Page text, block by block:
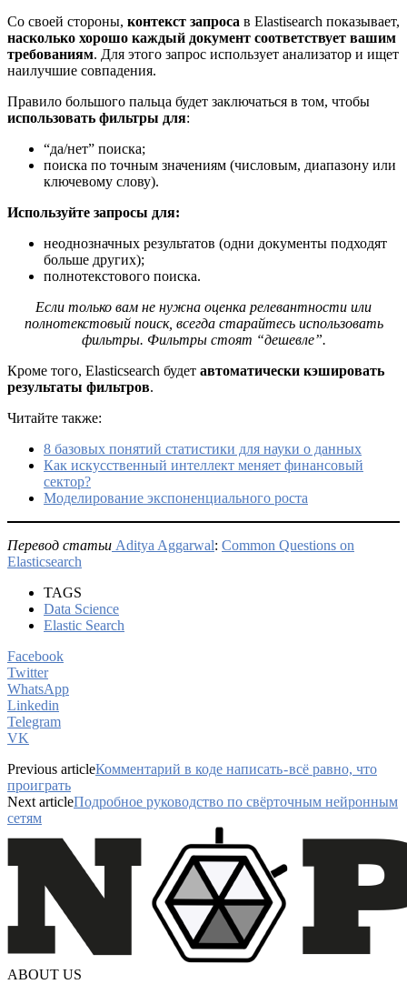
Со своей стороны, контекст запроса в Elastisearch показывает,
насколько хорошо каждый документ соответствует вашим
требованиям. Для этого запрос использует анализатор и ищет
наилучшие совпадения.
Правило большого пальца будет заключаться в том, чтобы
использовать фильтры для:
“да/нет” поиска;
поиска по точным значениям (числовым, диапазону или
ключевому слову).
Используйте запросы для:
неоднозначных результатов (одни документы подходят
больше других);
полнотекстового поиска.
Если только вам не нужна оценка релевантности или
полнотекстовый поиск, всегда старайтесь использовать
фильтры. Фильтры стоят “дешевле”.
Кроме того, Elasticsearch будет автоматически кэшировать
результаты фильтров.
Читайте также:
8 базовых понятий статистики для науки о данных
Как искусственный интеллект меняет финансовый
сектор?
Моделирование экспоненциального роста
Перевод статьи Aditya Aggarwal: Common Questions on
Elasticsearch
TAGS
Data Science
Elastic Search
Facebook
Twitter
WhatsApp
Linkedin
Telegram
VK
Previous articleКомментарий в коде написать - всё равно, что
проиграть
Next articleПодробное руководство по свёрточным нейронным
сетям
ABOUT US